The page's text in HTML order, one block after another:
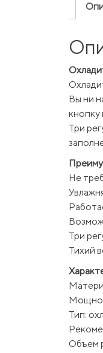
Вы ни
кнопку
Три
Не
Три
Тихий
Тип:
Объем